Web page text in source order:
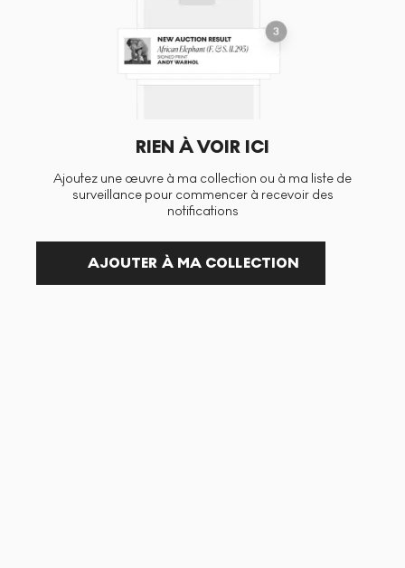
RIEN À VOIR ICI
Ajoutez une œuvre à ma collection ou à ma liste de
surveillance pour commencer à recevoir des
notifications
AJOUTER À MA COLLECTION